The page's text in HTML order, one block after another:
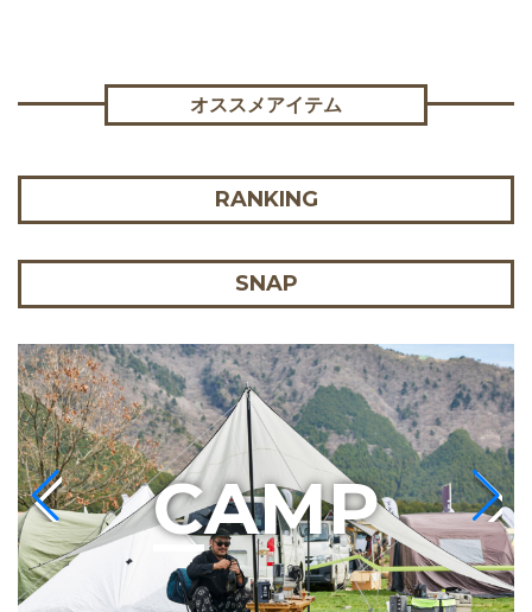
オススメアイテム
RANKING
SNAP
CAMP